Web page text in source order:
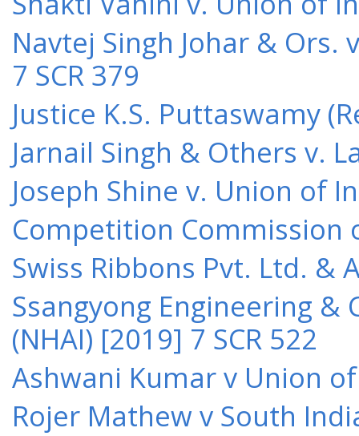
Navtej Singh Johar &
7 SCR 379
Justice K.S. Puttaswamy
Jarnail Singh & Others v.
Joseph Shine v. Union of
Competition Commission
Swiss Ribbons Pvt. Ltd. &
Ssangyong Engineering
(NHAI) [2019] 7 SCR 522
Ashwani Kumar v Union
Rojer Mathew v South